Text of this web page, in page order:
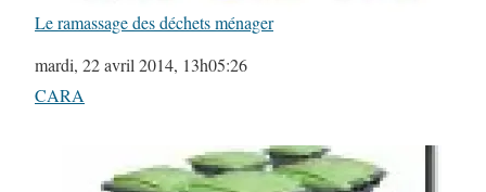
Le ramassage des déchets ménager
Date
mardi, 22 avril 2014, 13h05:26
Par rapport à
CARA